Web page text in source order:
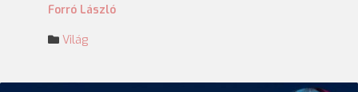
Forró László
Világ